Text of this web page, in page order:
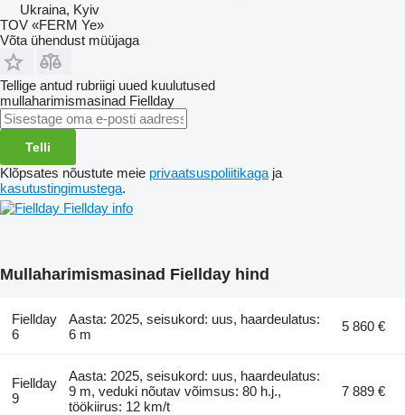
Ukraina, Kyiv
TOV «FERM Ye»
Võta ühendust müüjaga
Tellige antud rubriigi uued kuulutused
mullaharimismasinad Fiellday
Telli
Klõpsates nõustute meie privaatsuspoliitikaga ja
kasutustingimustega.
Fiellday info
Mullaharimismasinad Fiellday hind
Fiellday
6
Aasta: 2025, seisukord: uus, haardeulatus:
6 m
5 860 €
Fiellday
9
Aasta: 2025, seisukord: uus, haardeulatus:
9 m, veduki nõutav võimsus: 80 h.j.,
töökiirus: 12 km/t
7 889 €